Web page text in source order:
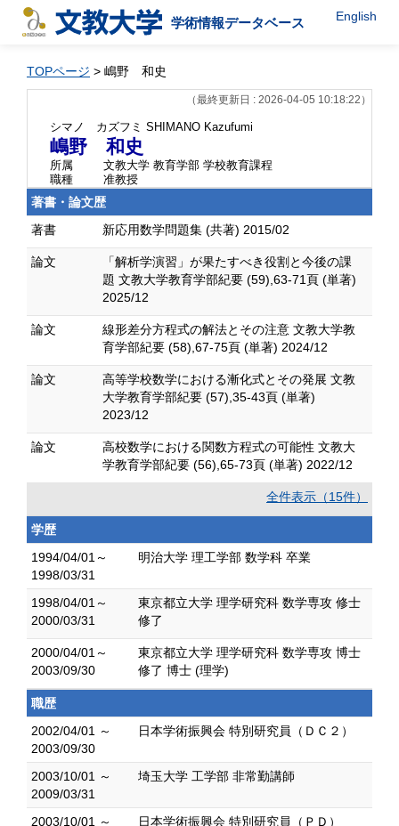
学術情報データベース English
TOPページ > 嶋野 和史
（最終更新日 : 2026-04-05 10:18:22）
シマノ カズフミ SHIMANO Kazufumi
嶋野 和史
所属
文教大学 教育学部 学校教育課程
職種
准教授
著書・論文歴
著書
新応用数学問題集 (共著) 2015/02
論文
「解析学演習」が果たすべき役割と今後の課
題 文教大学教育学部紀要 (59),63-71頁 (単著)
2025/12
論文
線形差分方程式の解法とその注意 文教大学教
育学部紀要 (58),67-75頁 (単著) 2024/12
論文
高等学校数学における漸化式とその発展 文教
大学教育学部紀要 (57),35-43頁 (単著)
2023/12
論文
高校数学における関数方程式の可能性 文教大
学教育学部紀要 (56),65-73頁 (単著) 2022/12
全件表示（15件）
学歴
1994/04/01～
1998/03/31
明治大学 理工学部 数学科 卒業
1998/04/01～
2000/03/31
東京都立大学 理学研究科 数学専攻 修士
修了
2000/04/01～
2003/09/30
東京都立大学 理学研究科 数学専攻 博士
修了 博士 (理学)
職歴
2002/04/01 ～
2003/09/30
日本学術振興会 特別研究員（ＤＣ２）
2003/10/01 ～
2009/03/31
埼玉大学 工学部 非常勤講師
2003/10/01 ～
日本学術振興会 特別研究員（ＰＤ）